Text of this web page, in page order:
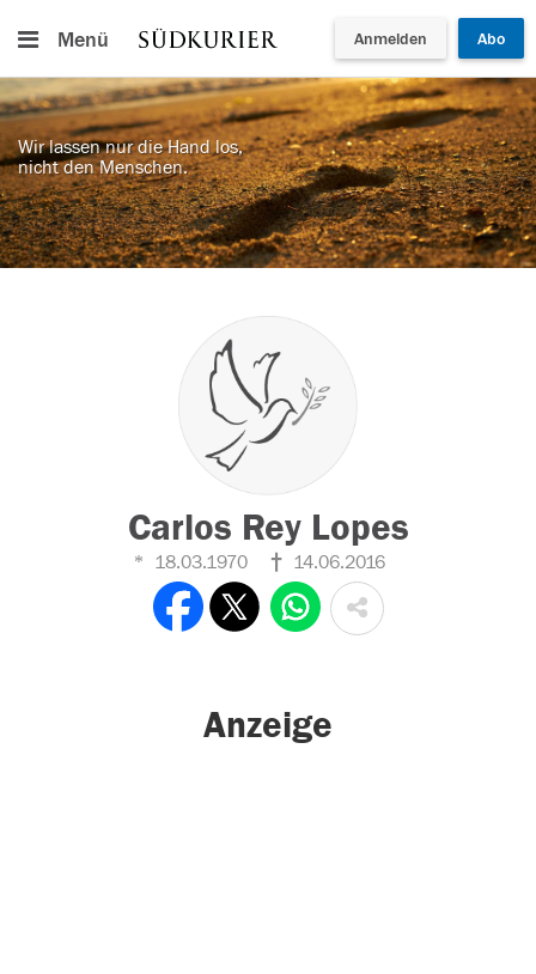
Menü Anmelden Abo
Wir lassen nur die Hand los,
nicht den Menschen.
Carlos Rey Lopes
18.03.1970 14.06.2016
Anzeige